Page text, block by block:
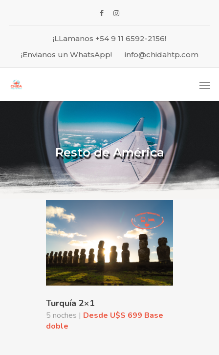
¡LLamanos +54 9 11 6592-2156!
¡Envianos un WhatsApp!
info@chidahtp.com
Resto de América
Turquía 2×1
5 noches | Desde U$S 699 Base
doble